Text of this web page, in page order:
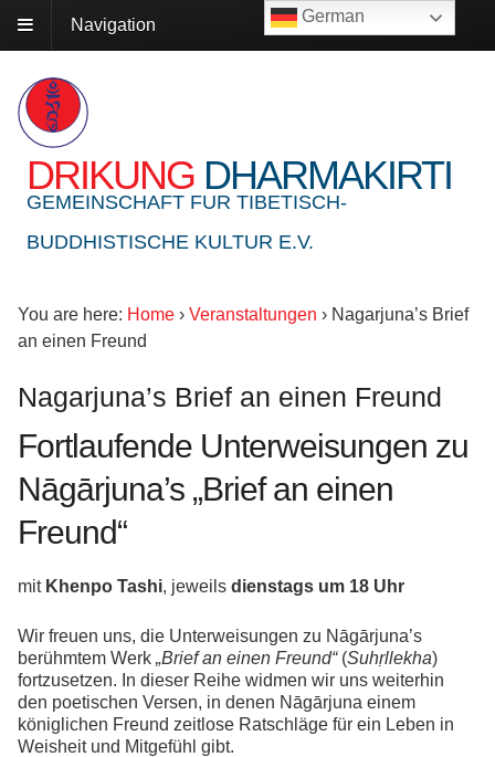
Navigation
DRIKUNG DHARMAKIRTI
GEMEINSCHAFT FUR TIBETISCH-
BUDDHISTISCHE KULTUR E.V.
You are here: Home › Veranstaltungen › Nagarjuna’s Brief
an einen Freund
Nagarjuna’s Brief an einen Freund
Fortlaufende Unterweisungen zu
Nāgārjuna’s „Brief an einen
Freund“
mit Khenpo Tashi, jeweils dienstags um 18 Uhr
Wir freuen uns, die Unterweisungen zu Nāgārjuna’s
berühmtem Werk „Brief an einen Freund“(Suhṛllekha)
fortzusetzen. In dieser Reihe widmen wir uns weiterhin
den poetischen Versen, in denen Nāgārjuna einem
königlichen Freund zeitlose Ratschläge für ein Leben in
Weisheit und Mitgefühl gibt.
German